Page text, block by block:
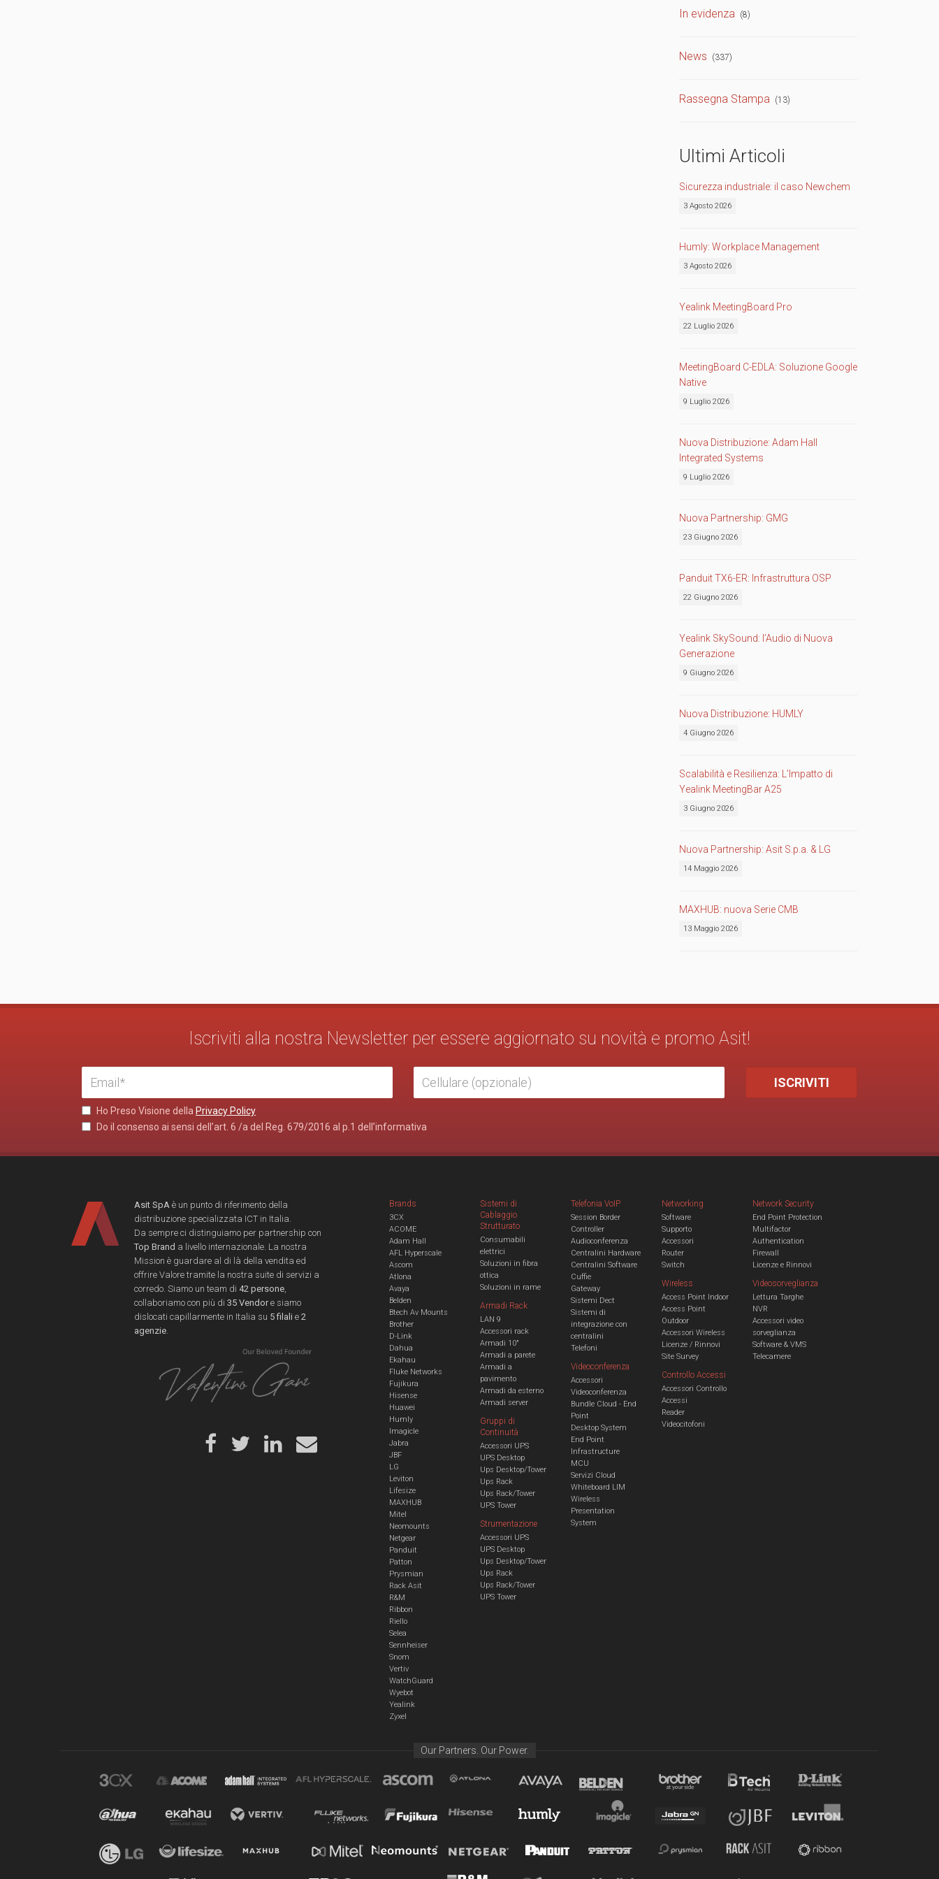
In evidenza (8)
News (337)
Rassegna Stampa (13)
Ultimi Articoli
Sicurezza industriale: il caso Newchem
3 Agosto 2026
Humly: Workplace Management
3 Agosto 2026
Yealink MeetingBoard Pro
22 Luglio 2026
MeetingBoard C-EDLA: Soluzione Google
Native
9 Luglio 2026
Nuova Distribuzione: Adam Hall
Integrated Systems
9 Luglio 2026
Nuova Partnership: GMG
23 Giugno 2026
Panduit TX6-ER: Infrastruttura OSP
22 Giugno 2026
Yealink SkySound: l’Audio di Nuova
Generazione
9 Giugno 2026
Nuova Distribuzione: HUMLY
4 Giugno 2026
Scalabilità e Resilienza: L’Impatto di
Yealink MeetingBar A25
3 Giugno 2026
Nuova Partnership: Asit S.p.a. & LG
14 Maggio 2026
MAXHUB: nuova Serie CMB
13 Maggio 2026
Iscriviti alla nostra Newsletter per essere aggiornato su novità e promo Asit!
Ho Preso Visione della Privacy Policy
Do il consenso ai sensi dell’art. 6 /a del Reg. 679/2016 al p.1 dell’informativa
Asit SpA è un punto di riferimento della
distribuzione specializzata ICT in Italia.
Da sempre ci distinguiamo per partnership con
Top Brand a livello internazionale. La nostra
Mission è guardare al di là della vendita ed
offrire Valore tramite la nostra suite di servizi a
corredo. Siamo un team di 42 persone,
collaboriamo con più di 35 Vendore siamo
dislocati capillarmente in Italia su 5 filali e 2
agenzie.
Brands
3CX
ACOME
Adam Hall
AFL Hyperscale
Ascom
Atlona
Avaya
Belden
Btech Av Mounts
Brother
D-Link
Dahua
Ekahau
Fluke Networks
Fujikura
Hisense
Huawei
Humly
Imagicle
Jabra
JBF
LG
Leviton
Lifesize
MAXHUB
Mitel
Neomounts
Netgear
Panduit
Patton
Prysmian
Rack Asit
R&M
Ribbon
Riello
Selea
Sennheiser
Snom
Vertiv
WatchGuard
Wyebot
Yealink
Zyxel
Sistemi di
Cablaggio
Strutturato
Consumabili
elettrici
Soluzioni in fibra
ottica
Soluzioni in rame
Armadi Rack
LAN 9
Accessori rack
Armadi 10"
Armadi a parete
Armadi a
pavimento
Armadi da esterno
Armadi server
Gruppi di
Continuità
Accessori UPS
UPS Desktop
Ups Desktop/Tower
Ups Rack
Ups Rack/Tower
UPS Tower
Strumentazione
Accessori UPS
UPS Desktop
Ups Desktop/Tower
Ups Rack
Ups Rack/Tower
UPS Tower
Telefonia VoIP
Session Border
Controller
Audioconferenza
Centralini Hardware
Centralini Software
Cuffie
Gateway
Sistemi Dect
Sistemi di
integrazione con
centralini
Telefoni
Videoconferenza
Accessori
Videoconferenza
Bundle Cloud - End
Point
Desktop System
End Point
Infrastructure
MCU
Servizi Cloud
Whiteboard LIM
Wireless
Presentation
System
Networking
Software
Supporto
Accessori
Router
Switch
Wireless
Access Point Indoor
Access Point
Outdoor
Accessori Wireless
Licenze / Rinnovi
Site Survey
Network Security
End Point Protection
Multifactor
Authentication
Firewall
Licenze e Rinnovi
Videosorveglianza
Lettura Targhe
NVR
Accessori video
sorveglianza
Software & VMS
Telecamere
Controllo Accessi
Accessori Controllo
Accessi
Reader
Videocitofoni
AV